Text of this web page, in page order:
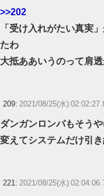
>>202
「受け入れがたい真実
たわ
大抵ああいうのって肩
209: 2021/08/25(水)
ダンガンロンパもそう
変えてシステムだけ引
221: 2021/08/25(水)